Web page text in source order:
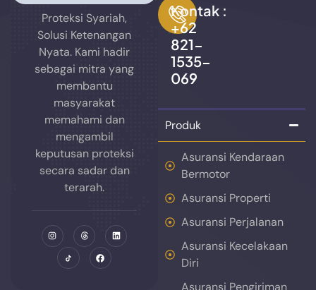
Proteksi Syariah,
Solusi Ketenangan
Nyata. Kami hadir
sebagai mitra yang
membantu
masyarakat
memahami dan
mengambil
keputusan proteksi
secara sadar dan
terarah.
Kontak :
+62
821-
1535-
069
Produk
Asuransi Kendaraan
Bermotor
Asuransi Properti
Asuransi Perjalanan
Asuransi Kecelakaan
Diri
Asuransi Pengiriman